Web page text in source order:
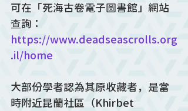
可在「死海古卷電子圖書館」網站
查詢：
https://www.deadseascrolls.org
.il/home
大部份學者認為其原收藏者，是當
時附近昆蘭社區（Khirbet